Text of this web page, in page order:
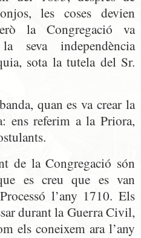
les coses devien
la Congregació va
seva independència
sota la tutela del Sr.
quan es va crear la
ens referim a la Priora,
de la Congregació són
es creu que es van
l’any 1710. Els
durant la Guerra Civil,
els coneixem ara l’any